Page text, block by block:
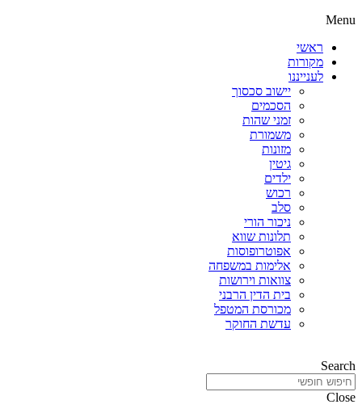
Menu
ראשי
מקורות
לענייננו
יישוב סכסוך
הסכמים
זמני שהות
משמורת
מזונות
גיטין
ילדים
רכוש
סלב
ניכור הורי
תלונות שווא
אפוטרופוסות
אלימות במשפחה
צוואות וירושות
בית הדין הרבני
מכורסת המטפל
עדשת החוקר
Search
Close